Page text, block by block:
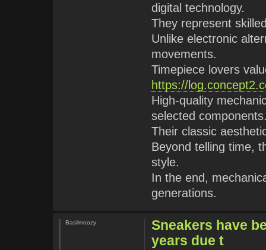
digital technology.
They represent
Unlike electronic
movements.
Timepiece lovers
https://
High-quality
selected
Their classic
Beyond telling time,
style.
In the end,
generations.
Sneakers have
years due t
Basilmoozy